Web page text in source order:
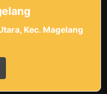
Kec. Magelang